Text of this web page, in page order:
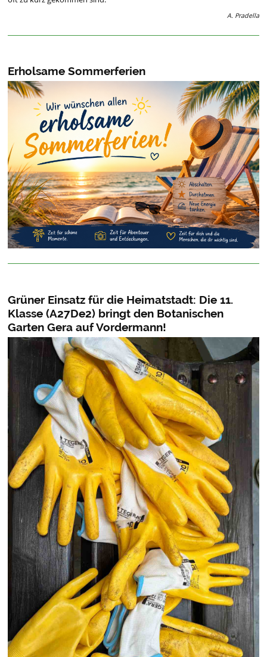
A. Pradella
Erholsame Sommerferien
Grüner Einsatz für die Heimatstadt: Die 11.
Klasse (A27De2) bringt den Botanischen
Garten Gera auf Vordermann!